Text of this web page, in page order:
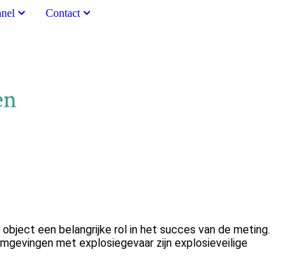
Contact
een belangrijke rol in het succes van de meting.
met explosiegevaar zijn explosieveilige